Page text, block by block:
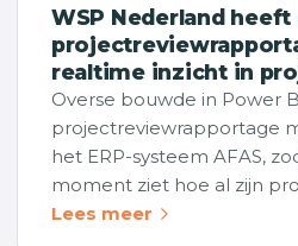
WSP Nederland
realtime inzicht in
Overse bouwde in Power
projectreviewrapportage
het ERP-systeem AFAS,
moment ziet hoe al zijn
Lees meer